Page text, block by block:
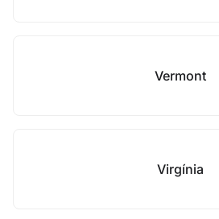
Vermont
Virgínia